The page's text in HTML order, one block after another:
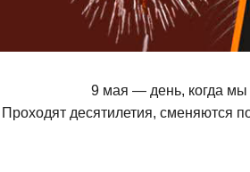
9 мая — день, когда мы
Проходят десятилетия, сменяются